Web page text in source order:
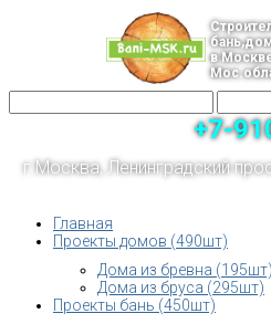
в
+7-
г.Москва, Ленинградский
Главная
Проекты домов (490шт)
Дома из бревна (195шт)
Дома из бруса (295шт)
Проекты бань (450шт)